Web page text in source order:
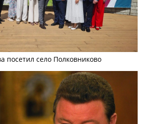
посетил село Полковниково